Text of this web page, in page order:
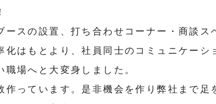
ースの設置、打ち合わせコーナー・商談ス
化はもとより、社員同士のコミュニケーシ
場へと大変身しました。
作っています。是非機会を作り弊社まで足